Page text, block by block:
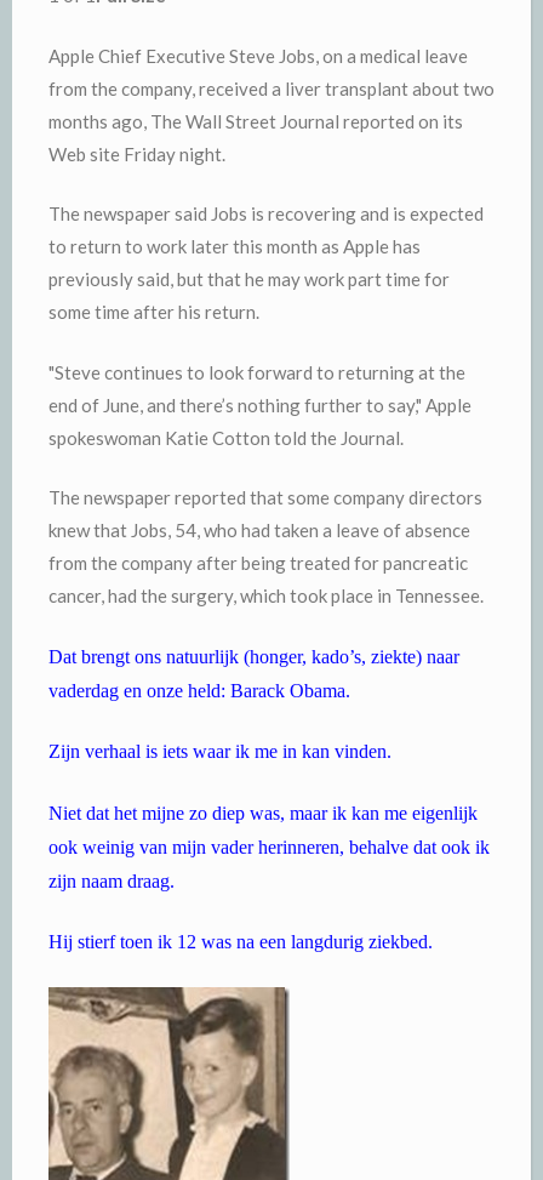
Apple Chief Executive Steve Jobs, on a medical leave
from the company, received a liver transplant about two
months ago, The Wall Street Journal reported on its
Web site Friday night.
The newspaper said Jobs is recovering and is expected
to return to work later this month as Apple has
previously said, but that he may work part time for
some time after his return.
"Steve continues to look forward to returning at the
end of June, and there’s nothing further to say," Apple
spokeswoman Katie Cotton told the Journal.
The newspaper reported that some company directors
knew that Jobs, 54, who had taken a leave of absence
from the company after being treated for pancreatic
cancer, had the surgery, which took place in Tennessee.
Dat brengt ons natuurlijk (honger, kado’s, ziekte) naar
vaderdag en onze held: Barack Obama.
Zijn verhaal is iets waar ik me in kan vinden.
Niet dat het mijne zo diep was, maar ik kan me eigenlijk
ook weinig van mijn vader herinneren, behalve dat ook ik
zijn naam draag.
Hij stierf toen ik 12 was na een langdurig ziekbed.